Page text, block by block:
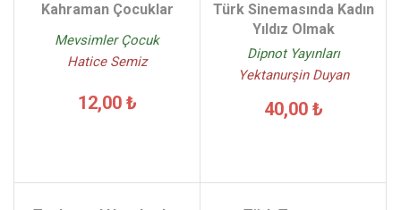
Kahraman Çocuklar
Mevsimler Çocuk
Hatice Semiz
12,00 ₺
Türk Sinemasında Kadın
Yıldız Olmak
Dipnot Yayınları
Yektanurşin Duyan
40,00 ₺